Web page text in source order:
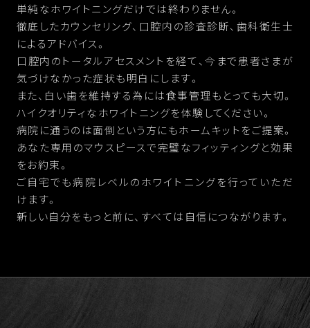
単純なホワイトニングだけでは終わりません。
徹底したカウンセリング、口腔内の診査診断、歯科衛生士
によるアドバイス。
口腔内のトータルアセスメントを経て、今まで患者さまが
気づけなかった症状も明白にします。
また、白い歯を維持する為には食事管理もとっても大切。
ハイクオリティなホワイトニングを体験してください。
病院に通うのは面倒という方にもホームキットをご提案。
あなた専用のマウスピースで完璧なフィッティングと効果
をお約束。
ご自宅でも病院レベルのホワイトニングを行っていただ
けます。
新しい自分をもっと前に、すべては自信につながります。